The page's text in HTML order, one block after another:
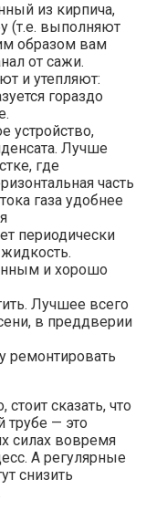
из кирпича,
(т.е. выполняют
образом вам
от сажи.
и утепляют:
гораздо
устройство,
Лучше
где
часть
газа удобнее
периодически
и хорошо
Лучшее всего
в преддверии
ремонтировать
сказать, что
трубе — это
силах вовремя
А регулярные
снизить